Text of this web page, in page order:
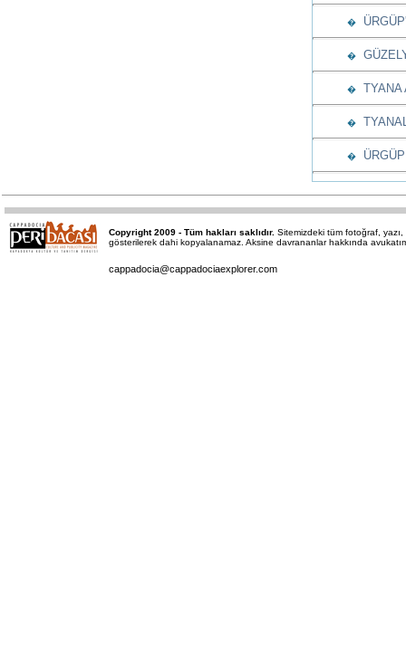
�
�
� TYANA
�
�
Copyright 2009 - Tüm hakları saklıdır. Sitemizdeki tüm fotoğraf,
gösterilerek dahi kopyalanamaz. Aksine davrananlar hakkında
cappadocia@cappadociaexplorer.com